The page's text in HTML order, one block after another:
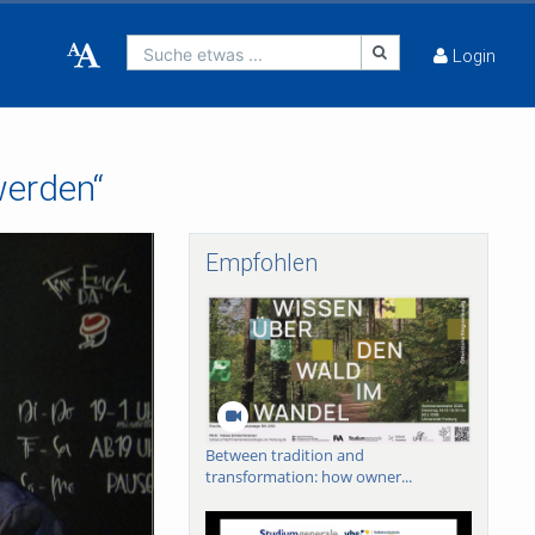
Suche etwas ... Login
Empfohlen
Between tradition and
transformation: how owner...